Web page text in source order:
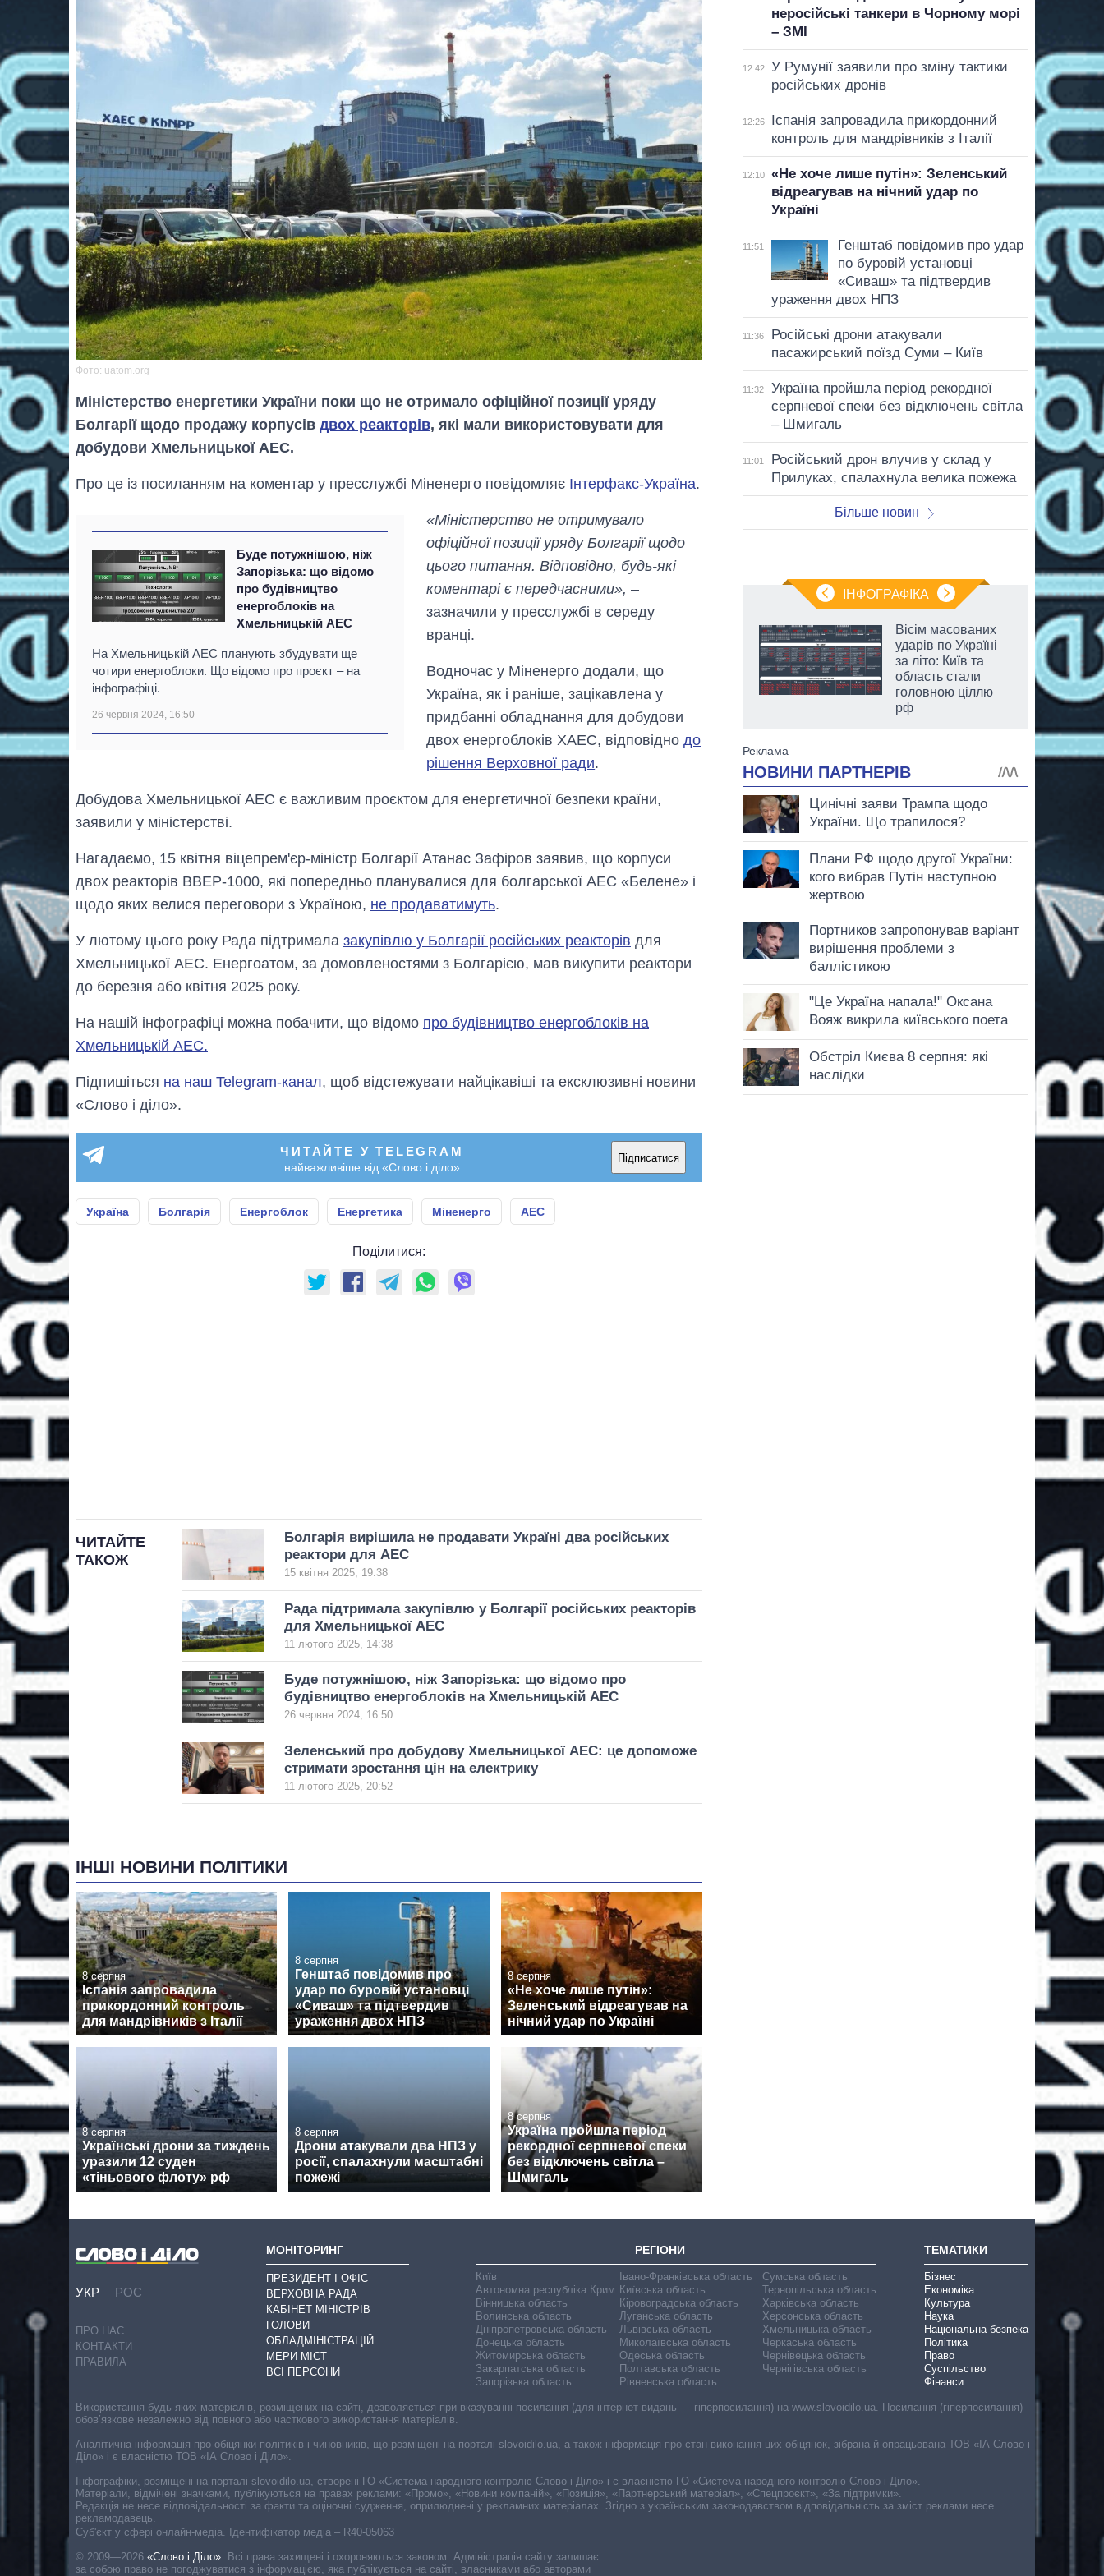
Фото: uatom.org
Міністерство енергетики України поки що не отримало офіційної позиції уряду
Болгарії щодо продажу корпусів двох реакторів, які мали використовувати для
добудови Хмельницької АЕС.
Про це із посиланням на коментар у пресслужбі Міненерго повідомляє Інтерфакс-Україна.
Буде потужнішою, ніж
Запорізька: що відомо
про будівництво
енергоблоків на
Хмельницькій АЕС
На Хмельницькій АЕС планують збудувати ще
чотири енергоблоки. Що відомо про проєкт – на
інфографіці.
26 червня 2024, 16:50
«Міністерство не отримувало
офіційної позиції уряду Болгарії щодо
цього питання. Відповідно, будь-які
коментарі є передчасними», –
зазначили у пресслужбі в середу
вранці.
Водночас у Міненерго додали, що
Україна, як і раніше, зацікавлена ​​у
придбанні обладнання для добудови
двох енергоблоків ХАЕС, відповіднодо
рішення Верховної ради.
Добудова Хмельницької АЕС є важливим проєктом для енергетичної безпеки країни,
заявили у міністерстві.
Нагадаємо, 15 квітня віцепрем'єр-міністр Болгарії Атанас Зафіров заявив, що корпуси
двох реакторів ВВЕР-1000, які попередньо планувалися для болгарської АЕС «Белене» і
щодо яких велися переговори з Україною, не продаватимуть.
У лютому цього року Рада підтримала закупівлю у Болгарії російських реакторів для
Хмельницької АЕС. Енергоатом, за домовленостями з Болгарією, мав викупити реактори
до березня або квітня 2025 року.
На нашій інфографіці можна побачити, що відомо про будівництво енергоблоків на
Хмельницькій АЕС.
Підпишіться на наш Telegram-канал, щоб відстежувати найцікавіші та ексклюзивні новини
«Слово і діло».
ЧИТАЙТЕ У TELEGRAM
найважливіше від «Слово і діло»
Підписатися
Україна Болгарія Енергоблок Енергетика Міненерго АЕС
Поділитися:
ЧИТАЙТЕ
ТАКОЖ
Болгарія вирішила не продавати Україні два російських
реактори для АЕС
15 квітня 2025, 19:38
Рада підтримала закупівлю у Болгарії російських реакторів
для Хмельницької АЕС
11 лютого 2025, 14:38
Буде потужнішою, ніж Запорізька: що відомо про
будівництво енергоблоків на Хмельницькій АЕС
26 червня 2024, 16:50
Зеленський про добудову Хмельницької АЕС: це допоможе
стримати зростання цін на електрику
11 лютого 2025, 20:52
ІНШІ НОВИНИ ПОЛІТИКИ
8 серпня
Іспанія запровадила
прикордонний контроль
для мандрівників з Італії
8 серпня
Генштаб повідомив про
удар по буровій установці
«Сиваш» та підтвердив
ураження двох НПЗ
8 серпня
«Не хоче лише путін»:
Зеленський відреагував на
нічний удар по Україні
8 серпня
Українські дрони за тиждень
уразили 12 суден
«тіньового флоту» рф
8 серпня
Дрони атакували два НПЗ у
росії, спалахнули масштабні
пожежі
8 серпня
Україна пройшла період
рекордної серпневої спеки
без відключень світла –
Шмигаль
неросійські танкери в Чорному морі
– ЗМІ
12:42
У Румунії заявили про зміну тактики
російських дронів
12:26
Іспанія запровадила прикордонний
контроль для мандрівників з Італії
12:10
«Не хоче лише путін»: Зеленський
відреагував на нічний удар по
Україні
11:51
Генштаб повідомив про удар
по буровій установці
«Сиваш» та підтвердив
ураження двох НПЗ
11:36
Російські дрони атакували
пасажирський поїзд Суми – Київ
11:32
Україна пройшла період рекордної
серпневої спеки без відключень світла
– Шмигаль
11:01
Російський дрон влучив у склад у
Прилуках, спалахнула велика пожежа
Більше новин
ІНФОГРАФІКА
роки і що
прогнозують на
Вісім масованих
ударів по Україні
за літо: Київ та
область стали
головною ціллю
рф
УКР РОС
ПРО НАС
КОНТАКТИ
ПРАВИЛА
МОНІТОРИНГ
ПРЕЗИДЕНТ І ОФІС
ВЕРХОВНА РАДА
КАБІНЕТ МІНІСТРІВ
ГОЛОВИ
ОБЛАДМІНІСТРАЦІЙ
МЕРИ МІСТ
ВСІ ПЕРСОНИ
РЕГІОНИ
Київ
Автономна республіка Крим
Вінницька область
Волинська область
Дніпропетровська область
Донецька область
Житомирська область
Закарпатська область
Запорізька область
Івано-Франківська область
Київська область
Кіровоградська область
Луганська область
Львівська область
Миколаївська область
Одеська область
Полтавська область
Рівненська область
Сумська область
Тернопільська область
Харківська область
Херсонська область
Хмельницька область
Черкаська область
Чернівецька область
Чернігівська область
ТЕМАТИКИ
Бізнес
Економіка
Культура
Наука
Національна безпека
Політика
Право
Суспільство
Фінанси
Cуб'єкт у сфері онлайн-медіа. Ідентифікатор медіа – R40-05063
© 2009—2026 «Слово і Діло». Всі права захищені і охороняються законом. Адміністрація сайту залишає
за собою право не погоджуватися з інформацією, яка публікується на сайті, власниками або авторами
Використання будь-яких матеріалів, розміщених на сайті, дозволяється при вказуванні посилання (для інтернет-видань — гіперпосилання) на www.slovoidilo.ua. Посилання (гіперпосилання)
обов’язкове незалежно від повного або часткового використання матеріалів.
Аналітична інформація про обіцянки політиків і чиновників, що розміщені на порталі slovoidilo.ua, а також інформація про стан виконання цих обіцянок, зібрана й опрацьована ТОВ «ІА Слово і
Діло» і є власністю ТОВ «ІА Слово і Діло».
Інфографіки, розміщені на порталі slovoidilo.ua, створені ГО «Система народного контролю Слово і Діло» і є власністю ГО «Система народного контролю Слово і Діло».
Матеріали, відмічені значками, публікуються на правах реклами: «Промо», «Новини компаній», «Позиція», «Партнерський матеріал», «Спецпроєкт», «За підтримки».
Редакція не несе відповідальності за факти та оціночні судження, оприлюднені у рекламних матеріалах. Згідно з українським законодавством відповідальність за зміст реклами несе
рекламодавець.